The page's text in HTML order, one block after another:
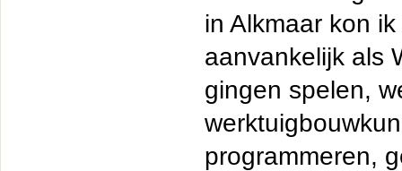
in Alkmaar kon
aanvankelijk als
gingen spelen,
programmeren,